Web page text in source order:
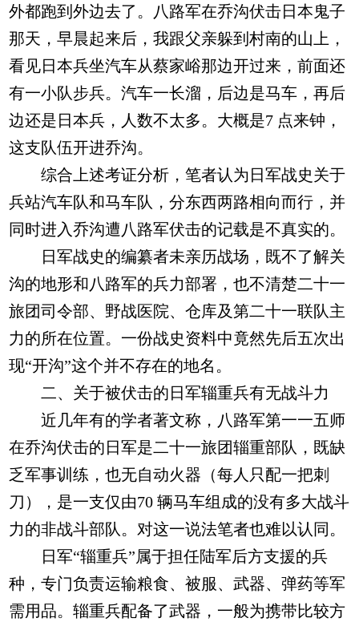
外都跑到外边去了。八路军在乔沟伏击日本鬼子
那天，早晨起来后，我跟父亲躲到村南的山上，
看见日本兵坐汽车从蔡家峪那边开过来，前面还
有一小队步兵。汽车一长溜，后边是马车，再后
边还是日本兵，人数不太多。大概是7 点来钟，
这支队伍开进乔沟。
综合上述考证分析，笔者认为日军战史关于
兵站汽车队和马车队，分东西两路相向而行，并
同时进入乔沟遭八路军伏击的记载是不真实的。
日军战史的编纂者未亲历战场，既不了解关
沟的地形和八路军的兵力部署，也不清楚二十一
旅团司令部、野战医院、仓库及第二十一联队主
力的所在位置。一份战史资料中竟然先后五次出
现“开沟”这个并不存在的地名。
二、关于被伏击的日军辎重兵有无战斗力
近几年有的学者著文称，八路军第一一五师
在乔沟伏击的日军是二十一旅团辎重部队，既缺
乏军事训练，也无自动火器（每人只配一把刺
刀），是一支仅由70 辆马车组成的没有多大战斗
力的非战斗部队。对这一说法笔者也难以认同。
日军“辎重兵”属于担任陆军后方支援的兵
种，专门负责运输粮食、被服、武器、弹药等军
需用品。辎重兵配备了武器，一般为携带比较方